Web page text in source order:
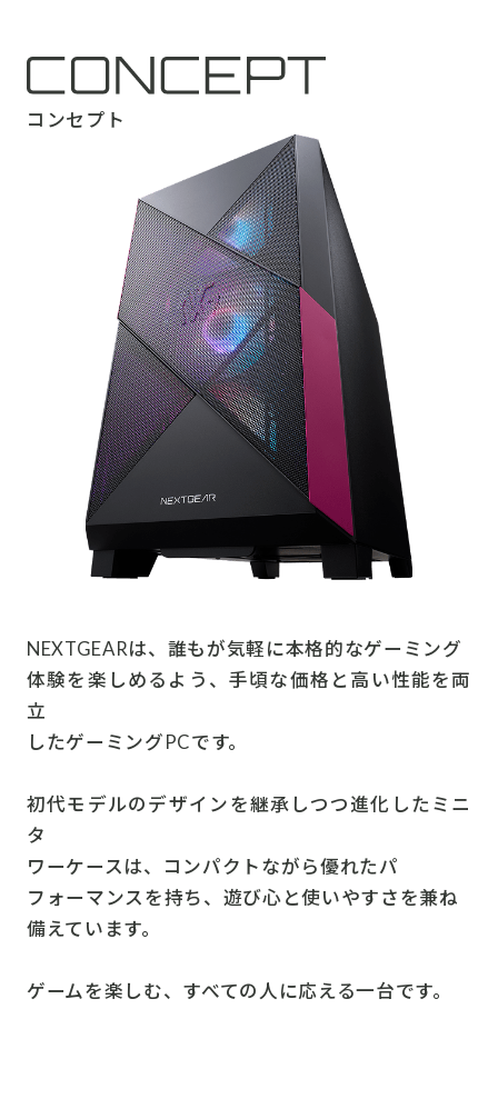
コンセプト
NEXTGEARは、誰もが気軽に本格的なゲーミング
体験を楽しめるよう、手頃な価格と高い性能を両
立
したゲーミングPCです。
初代モデルのデザインを継承しつつ進化したミニ
タ
ワーケースは、コンパクトながら優れたパ
フォーマンスを持ち、遊び心と使いやすさを兼ね
備えています。
ゲームを楽しむ、すべての人に応える一台です。